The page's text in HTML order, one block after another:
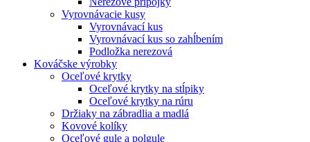
Vyrovnávacie kusy
Vyrovnávací kus
Vyrovnávací kus so zahĺbením
Podložka nerezová
Kováčske výrobky
Oceľové krytky
Oceľové krytky na stĺpiky
Oceľové krytky na rúru
Držiaky na zábradlia a madlá
Kovové kolíky
Oceľové gule a polgule